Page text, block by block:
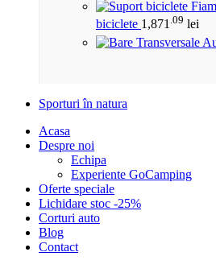
biciclete 1,871 .09 lei
Sporturi în natura
Acasa
Despre noi
Echipa
Experiente GoCamping
Oferte speciale
Lichidare stoc -25%
Corturi auto
Blog
Contact